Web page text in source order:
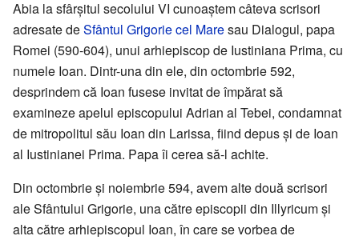
Abia la sfârșitul secolului VI cunoaștem câteva scrisori
adresate deSfântul Grigorie cel Maresau Dialogul, papa
Romei (590-604), unui arhiepiscop de Iustiniana Prima, cu
numele Ioan. Dintr-una din ele, din octombrie 592,
desprindem că Ioan fusese invitat de împărat să
examineze apelul episcopului Adrian al Tebei, condamnat
de mitropolitul său Ioan din Larissa, fiind depus și de Ioan
al Iustinianei Prima. Papa îi cerea să-l achite.
Din octombrie și noiembrie 594, avem alte două scrisori
ale Sfântului Grigorie, una către episcopii din Illyricum și
alta către arhiepiscopul Ioan, în care se vorbea de